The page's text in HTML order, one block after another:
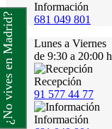
Información
681 049 801
Lunes a Viernes
de 9:30 a 20:00 h
Recepción
91 577 44 77
Información
¿No vives en Madrid?